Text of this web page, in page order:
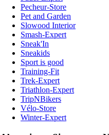
Pecheur-Store
Pet and Garden
Slowood Interior
Smash-Expert
Sneak'In
Sneakids
Sport is good
Training-Fit
Trek-Expert
Triathlon-Expert
TripNBikers
Vélo-Store
Winter-Expert